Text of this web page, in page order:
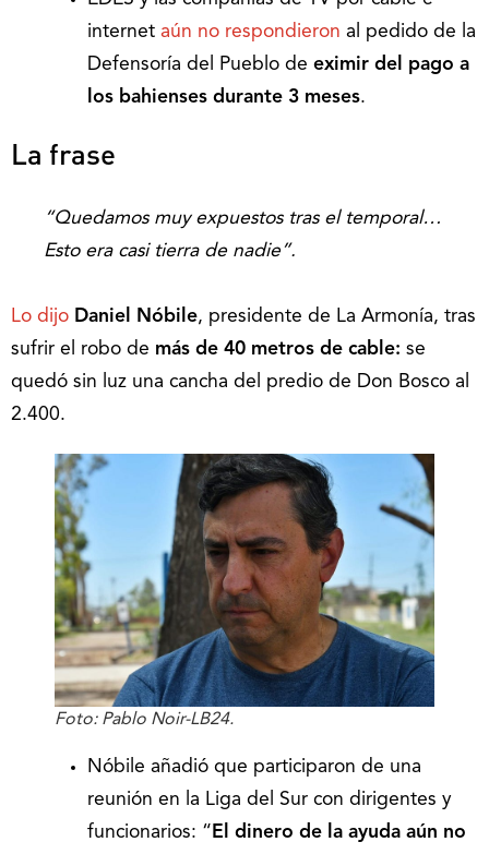
internet aún no respondieron al pedido de la
Defensoría del Pueblo de eximir del pago a
los bahienses durante 3 meses.
La frase
“Quedamos muy expuestos tras el temporal…
Esto era casi tierra de nadie”.
Lo dijo Daniel Nóbile, presidente de La Armonía, tras
sufrir el robo de más de 40 metros de cable: se
quedó sin luz una cancha del predio de Don Bosco al
2.400.
Foto: Pablo Noir-LB24.
Nóbile añadió que participaron de una
reunión en la Liga del Sur con dirigentes y
funcionarios: “ El dinero de la ayuda aún no